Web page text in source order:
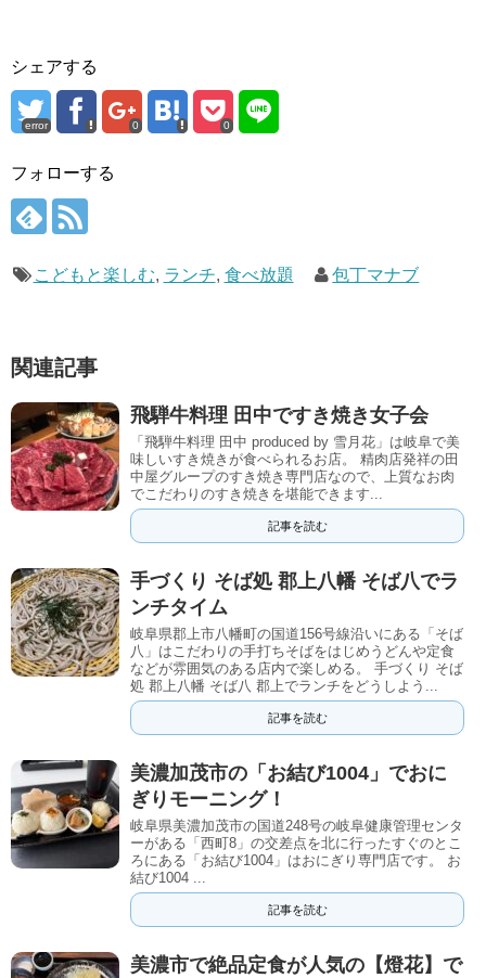
シェアする
error 0 0
フォローする
こどもと楽しむ, ランチ, 食べ放題 包丁マナブ
関連記事
飛騨牛料理 田中ですき焼き女子会
「飛騨牛料理 田中 produced by 雪月花」は岐阜で美
味しいすき焼きが食べられるお店。 精肉店発祥の田
中屋グループのすき焼き専門店なので、上質なお肉
でこだわりのすき焼きを堪能できます...
記事を読む
手づくり そば処 郡上八幡 そば八でラ
ンチタイム
岐阜県郡上市八幡町の国道156号線沿いにある「そば
八」はこだわりの手打ちそばをはじめうどんや定食
などが雰囲気のある店内で楽しめる。 手づくり そば
処 郡上八幡 そば八 郡上でランチをどうしよう...
記事を読む
美濃加茂市の「お結び1004」でおに
ぎりモーニング！
岐阜県美濃加茂市の国道248号の岐阜健康管理センタ
ーがある「西町8」の交差点を北に行ったすぐのとこ
ろにある「お結び1004」はおにぎり専門店です。 お
結び1004 ...
記事を読む
美濃市で絶品定食が人気の【燈花】で